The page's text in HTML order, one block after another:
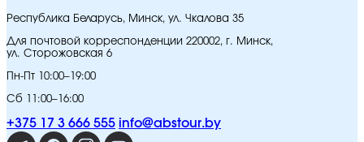
Республика Беларусь, Минск, ул. Чкалова 35
Для почтовой корреспонденции 220002, г. Минск,
ул. Сторожовская 6
Пн-Пт 10:00–19:00
Сб 11:00–16:00
+375 17 3 666 555 info@abstour.by